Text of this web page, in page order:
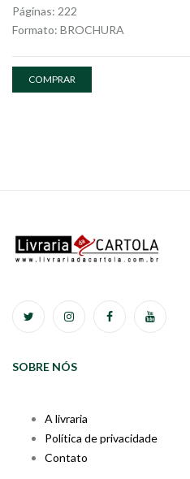
Páginas: 222
Formato: BROCHURA
COMPRAR
SOBRE NÓS
A livraria
Política de privacidade
Contato